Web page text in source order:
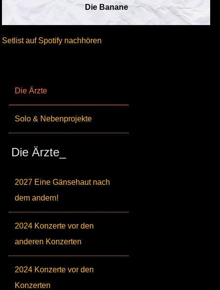
Die Ärzte
Solo & Nebenprojekte
Die Ärzte_
2027 Eine Gänsehaut nach
dem andern!
2024 Konzerte vor den
anderen Konzerten
2024 Konzerte vor den
Konzerten
Die Banane
Setlist auf Spotify nachhören